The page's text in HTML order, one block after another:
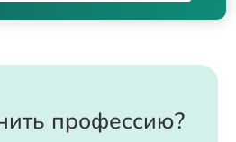
профессию?